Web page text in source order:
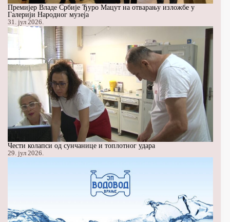
Премијер Владе Србије Ђуро Мацут на отварању изложбе у
Галерији Народног музеја
31. јул 2026.
Чести колапси од сунчанице и топлотног удара
29. јул 2026.